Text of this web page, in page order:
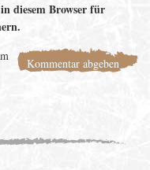
diesem Browser für